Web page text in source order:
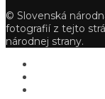
© Slovenská
fotografií z tejto
národnej strany.